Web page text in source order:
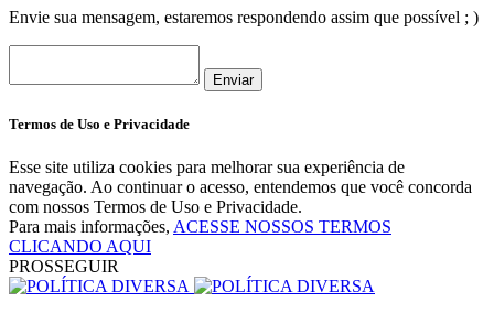
Envie sua mensagem, estaremos respondendo assim que possível ; )
Enviar
Termos de Uso e Privacidade
Esse site utiliza cookies para melhorar sua experiência de
navegação. Ao continuar o acesso, entendemos que você concorda
com nossos Termos de Uso e Privacidade.
Para mais informações, ACESSE NOSSOS TERMOS
CLICANDO AQUI
PROSSEGUIR